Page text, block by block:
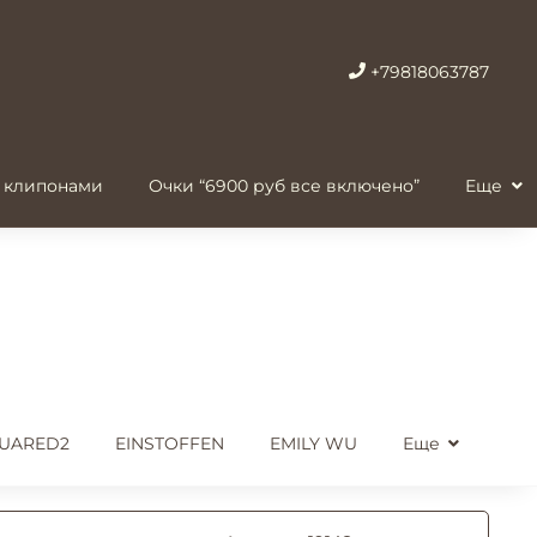
+79818063787
Очки “6900 руб все включено” Еще
EINSTOFFEN EMILY WU Еще